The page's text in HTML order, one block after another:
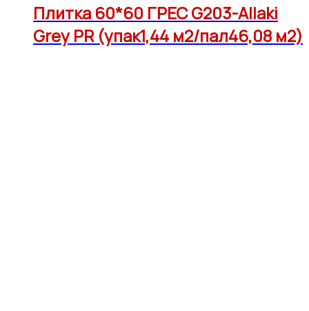
Плитка 60*60 ГРЕС G203-Allaki
Grey PR (упак1,44 м2/пал46,08 м2)